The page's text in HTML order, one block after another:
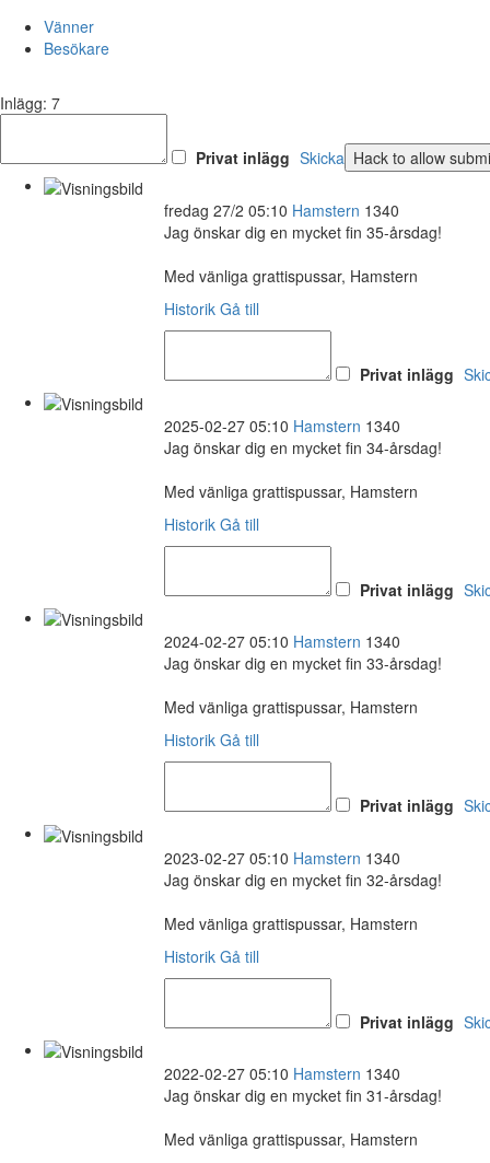
Vänner
Besökare
Inlägg: 7
Privat inlägg Skicka
fredag 27/2 05:10 Hamstern 1340
Jag önskar dig en mycket fin 35-årsdag!
Med vänliga grattispussar, Hamstern
Historik Gå till
Privat inlägg
2025-02-27 05:10 Hamstern 1340
Jag önskar dig en mycket fin 34-årsdag!
Med vänliga grattispussar, Hamstern
Historik Gå till
Privat inlägg
2024-02-27 05:10 Hamstern 1340
Jag önskar dig en mycket fin 33-årsdag!
Med vänliga grattispussar, Hamstern
Historik Gå till
Privat inlägg
2023-02-27 05:10 Hamstern 1340
Jag önskar dig en mycket fin 32-årsdag!
Med vänliga grattispussar, Hamstern
Historik Gå till
Privat inlägg
2022-02-27 05:10 Hamstern 1340
Jag önskar dig en mycket fin 31-årsdag!
Med vänliga grattispussar, Hamstern